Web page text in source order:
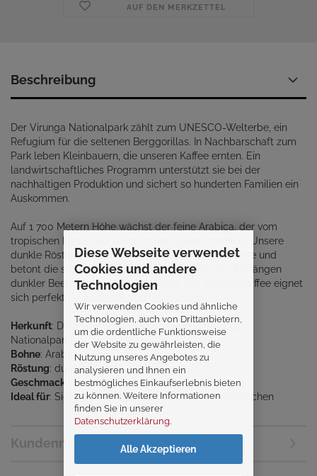
Diese Webseite verwendet
Cookies und andere
Technologien
Wir verwenden Cookies und ähnliche
Technologien, auch von Drittanbietern,
um die ordentliche Funktionsweise
der Website zu gewährleisten, die
Nutzung unseres Angebotes zu
analysieren und Ihnen ein
bestmögliches Einkaufserlebnis bieten
zu können. Weitere Informationen
finden Sie in unserer
Datenschutzerklärung.
Alle Akzeptieren
AUF DEN MERKZETTEL
Beschreibung
Der Virunga Nationalpark zählt zum UNESCO-Welterbe, ein
Refugium für die seltenen Berggorillas. In Nachbarschaft zum
Park leben Kleinbauern, die unseren Kaffee ernten. Ein
landwirtschaftliches Programm unterstützt sie bei der
nachhaltigen Produktion und sichert so hunderten Familien ein
Auskommen.
Auf 1 700 Metern Höhe wächst der feine Arabica, der vom
tropischen Klima und vulkanischen Boden profitiert. Unsere
dunkle Röstung macht ihn zu einer intensiveren Sorte und
betont die süß-malzigen Geschmacksnoten mit Anklängen
dunkler Beeren. Unsere Empfehlung: Der Virunga Kaffee eignet
sich perfekt für Espresso und Cappuccino.
Herkunft: Demokratische Republik Kongo (Virunga
Nationalpark)
Bohne: Arabica
Röstung: dunkel
Geschmack
: süß und malzig, dunkle Beeren
Ideal für: Siebträger, Vollautomat, Bialetti/Herdkännchen
Kundenrezensionen